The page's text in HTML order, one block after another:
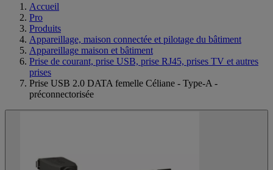
Accueil
Pro
Produits
Appareillage, maison connectée et pilotage du bâtiment
Appareillage maison et bâtiment
Prise de courant, prise USB, prise RJ45, prises TV et autres
prises
Prise USB 2.0 DATA femelle Céliane - Type-A -
préconnectorisée